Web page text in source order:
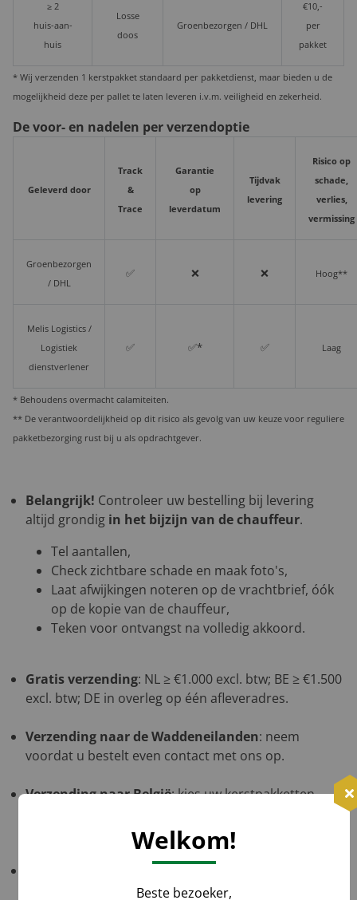
≥ 2
huis-aan-
huis
Losse
doos
Groenbezorgen / DHL
€10,-
per
pakket
* Wij verzenden 1 kerstpakket standaard per pakketdienst, maar bieden u de
mogelijkheid deze per pallet te laten leveren i.v.m. veiligheid en zekerheid.
De voor- en nadelen per verzendoptie
Geleverd door
Track
&
Trace
Garantie
op
leverdatum
Tijdvak
levering
Risico op
schade,
verlies,
vermissing
Groenbezorgen
/ DHL
✅ ❌ ❌ Hoog**
Melis Logistics /
Logistiek
dienstverlener
✅ ✅* ✅ Laag
* Behoudens overmacht calamiteiten.
** De verantwoordelijkheid op dit risico als gevolg van uw keuze voor reguliere
pakketbezorging rust bij u als opdrachtgever.
Belangrijk! Controleer uw bestelling bij levering
altijd grondig in het bijzijn van de chauffeur.
Tel aantallen,
Check zichtbare schade en maak foto's,
Laat afwijkingen noteren op de vrachtbrief, óók
op de kopie van de chauffeur,
Teken voor ontvangst na volledig akkoord.
Gratis verzending: NL ≥ €1.000 excl. btw; BE ≥ €1.500
excl. btw; DE in overleg op één afleveradres.
Verzending naar de Waddeneilanden: neem
voordat u bestelt even contact met ons op.
Verzending naar België: kies uw kerstpakketten,
verzendkosten worden direct berekend.
even contact met ons op.
Welkom!
Beste bezoeker,